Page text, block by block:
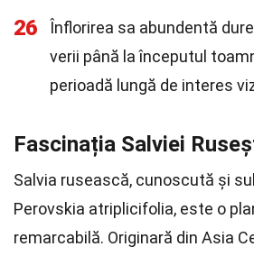
26
Înflorirea sa abundentă
verii până la începutul
perioadă lungă de interes
Fascinația Salviei
Salvia rusească, cunoscută și
Perovskia atriplicifolia, este o
remarcabilă. Originară din Asia